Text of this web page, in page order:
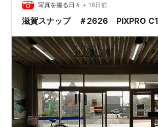
BW2 イッシュ図鑑 No.028
セントラルカロス図鑑
分類 あひるポケモン
タイプ みず
特性 通常特性 しめりけ ノーてんき
写真を撮る日々 • 18日前
滋賀スナップ ＃2626 PIXPRO C1